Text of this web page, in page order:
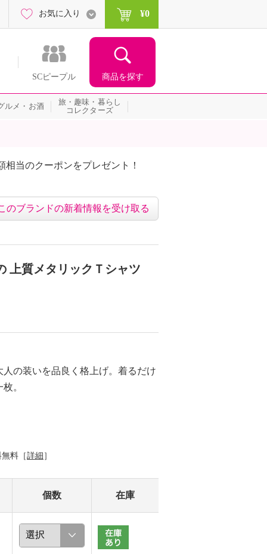
SCピープル 商品を探す
お気に入り ¥0
ルメ・お酒
旅・趣味・暮らし
コレクターズ
当のクーポンをプレゼント！
のブランドの新着情報を受け取る
上質メタリックＴシャツ
の装いを品良く格上げ。着るだけ
。
料［詳細 ］
個数 在庫